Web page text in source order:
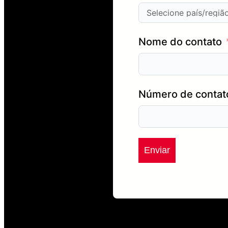
Nome do contato
Número de
Enviar